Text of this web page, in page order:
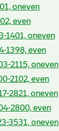
oneven
even
1401, oneven
1398, even
2115, oneven
2102, even
2821, oneven
2800, even
3531, oneven